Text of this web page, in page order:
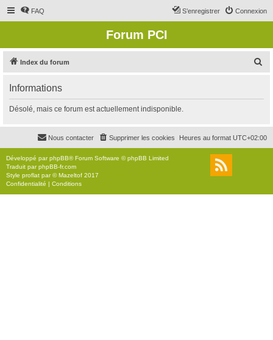
FAQ Connexion
S’enregistrer
Forum PCI
Index du forum
r
c
r
Informations
Désolé, mais ce forum est actuellement indisponible.
Heures au format UTC+02:00
Supprimer les cookies
Nous contacter
Développé parphpBB® Forum Software © phpBB Limited
Traduit parphpBB-fr.com
Style proflat par ©Mazeltof 2017
Confidentialité | Conditions